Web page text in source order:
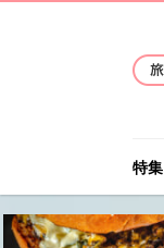
特集